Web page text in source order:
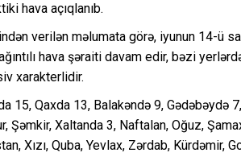
hava açıqlanıb.
verilən məlumata görə, iyunun 14-ü
hava şəraiti davam edir, bəzi
xarakterlidir.
15, Qaxda 13, Balakəndə 9,
Şəmkir, Xaltanda 3, Naftalan, Oğuz,
Xızı, Quba, Yevlax, Zərdab, Kürdəmir,